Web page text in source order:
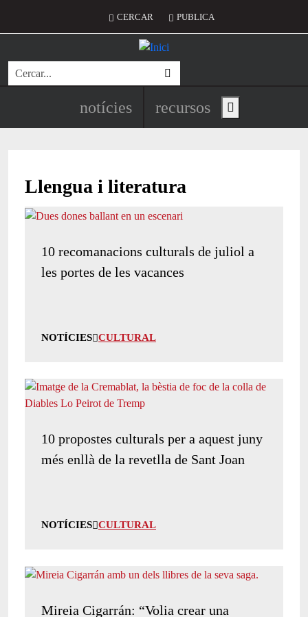
Menú del compte d'usuari
CERCAR PUBLICA
Cerca
Navegació principal de
notícies recursos Show main menu
Llengua i literatura
10 recomanacions culturals de juliol a
les portes de les vacances
NOTÍCIES CULTURAL
10 propostes culturals per a aquest juny
més enllà de la revetlla de Sant Joan
NOTÍCIES CULTURAL
Mireia Cigarrán: “Volia crear una